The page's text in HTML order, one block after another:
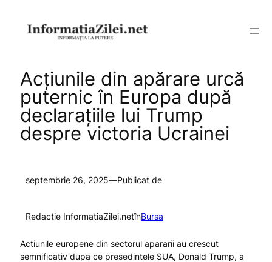
conținut
Acțiunile din apărare urcă
puternic în Europa după
declarațiile lui Trump
despre victoria Ucrainei
septembrie 26, 2025—Publicat de
Redactie InformatiaZilei.netînBursa
Actiunile europene din sectorul apararii au crescut
semnificativ dupa ce presedintele SUA, Donald Trump, a